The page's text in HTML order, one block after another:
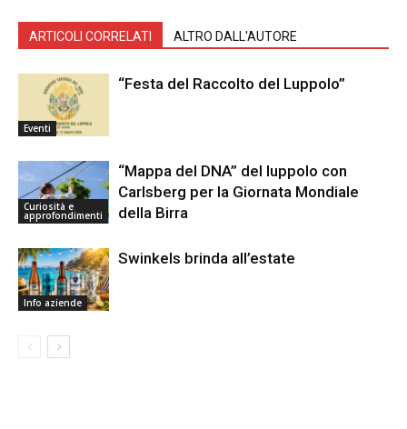
ARTICOLI CORRELATI ALTRO DALL'AUTORE
Eventi
“Festa del Raccolto del Luppolo”
Curiosità e
approfondimenti
“Mappa del DNA” del luppolo con
Carlsberg per la Giornata Mondiale
della Birra
Info aziende
Swinkels brinda all’estate